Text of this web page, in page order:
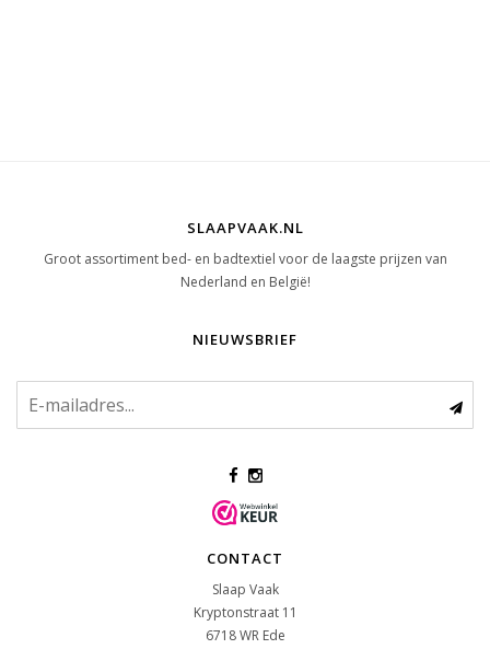
SLAAPVAAK.NL
Groot assortiment bed- en badtextiel voor de laagste prijzen van
Nederland en België!
NIEUWSBRIEF
CONTACT
Slaap Vaak
Kryptonstraat 11
6718 WR Ede